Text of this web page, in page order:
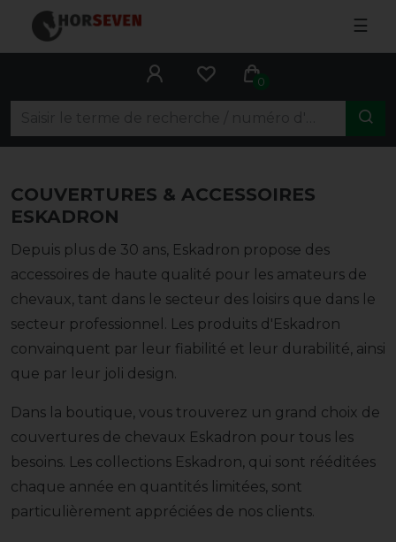
☰
0
COUVERTURES & ACCESSOIRES
ESKADRON
Depuis plus de 30 ans, Eskadron propose des
accessoires de haute qualité pour les amateurs de
chevaux, tant dans le secteur des loisirs que dans le
secteur professionnel. Les produits d'Eskadron
convainquent par leur fiabilité et leur durabilité, ainsi
que par leur joli design.
Dans la boutique, vous trouverez un grand choix de
couvertures de chevaux Eskadron pour tous les
besoins. Les collections Eskadron, qui sont rééditées
chaque année en quantités limitées, sont
particulièrement appréciées de nos clients.